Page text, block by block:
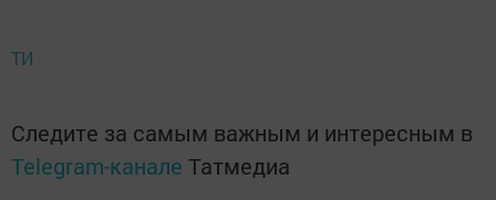
ТИ
Следите за самым важным и интересным в
Telegram-канале Татмедиа